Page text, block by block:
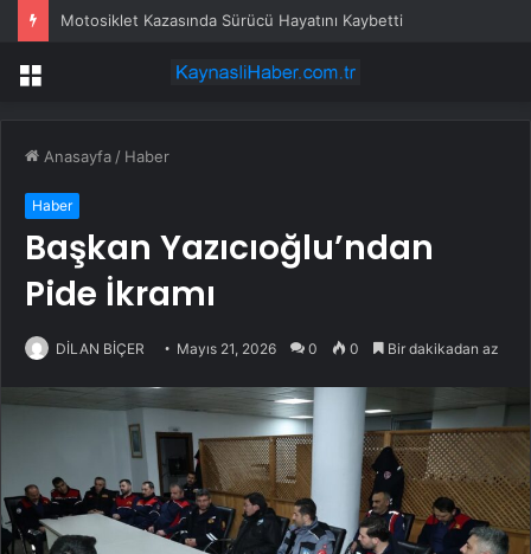
Motosiklet Kazasında Sürücü Hayatını Kaybetti
Menü
Anasayfa / Haber
Haber
Başkan Yazıcıoğlu’ndan
Pide İkramı
DİLAN BİÇER Mayıs 21, 2026 0 0 Bir dakikadan az